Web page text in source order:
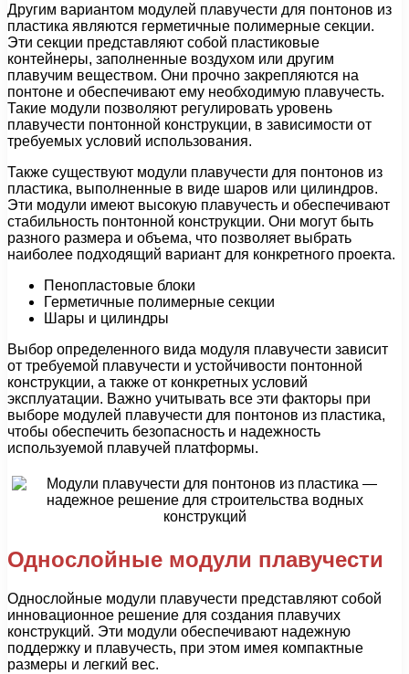
Другим вариантом модулей плавучести для понтонов из
пластика являются герметичные полимерные секции.
Эти секции представляют собой пластиковые
контейнеры, заполненные воздухом или другим
плавучим веществом. Они прочно закрепляются на
понтоне и обеспечивают ему необходимую плавучесть.
Такие модули позволяют регулировать уровень
плавучести понтонной конструкции, в зависимости от
требуемых условий использования.
Также существуют модули плавучести для понтонов из
пластика, выполненные в виде шаров или цилиндров.
Эти модули имеют высокую плавучесть и обеспечивают
стабильность понтонной конструкции. Они могут быть
разного размера и объема, что позволяет выбрать
наиболее подходящий вариант для конкретного проекта.
Пенопластовые блоки
Герметичные полимерные секции
Шары и цилиндры
Выбор определенного вида модуля плавучести зависит
от требуемой плавучести и устойчивости понтонной
конструкции, а также от конкретных условий
эксплуатации. Важно учитывать все эти факторы при
выборе модулей плавучести для понтонов из пластика,
чтобы обеспечить безопасность и надежность
используемой плавучей платформы.
Однослойные модули плавучести
Однослойные модули плавучести представляют собой
инновационное решение для создания плавучих
конструкций. Эти модули обеспечивают надежную
поддержку и плавучесть, при этом имея компактные
размеры и легкий вес.